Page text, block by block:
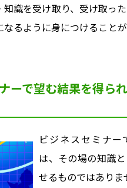
識を受け取り、受け取っ
なるように身につけること
ーで望む結果を得ら
ビジネスセミナー
は、その場の知識
せるものではありま